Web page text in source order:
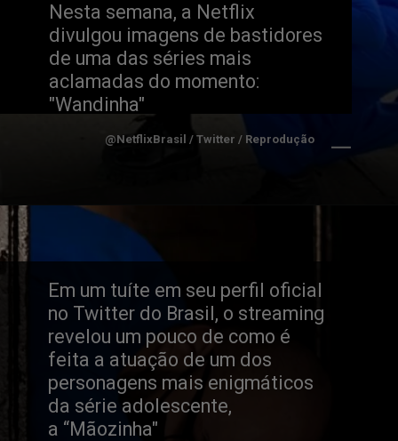
Nesta semana, a Netflix
divulgou imagens de bastidores
de uma das séries mais
aclamadas do momento:
"Wandinha"
@NetflixBrasil / Twitter / Reprodução
Em um tuíte em seu perfil oficial
no Twitter do Brasil, o streaming
revelou um pouco de como é
feita a atuação de um dos
personagens mais enigmáticos
da série adolescente,
a “Mãozinha"